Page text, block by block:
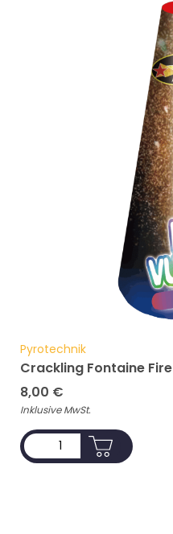
Pyrotechnik
Crackling Fontaine Fire
8,00 €
Inklusive MwSt.